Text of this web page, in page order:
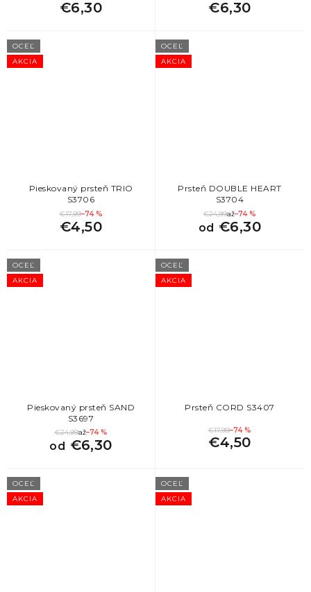
€6,30 €6,30
AKCIA
OCEĽ
Pieskovaný prsteň TRIO
S3706
€17,99–74 %
€4,50
AKCIA
OCEĽ
Prsteň DOUBLE HEART
S3704
€24,99až–74 %
od €6,30
AKCIA
OCEĽ
Pieskovaný prsteň SAND
S3697
€24,99až–74 %
od €6,30
AKCIA
OCEĽ
Prsteň CORD S3407
€17,99–74 %
€4,50
AKCIA
OCEĽ
AKCIA
OCEĽ